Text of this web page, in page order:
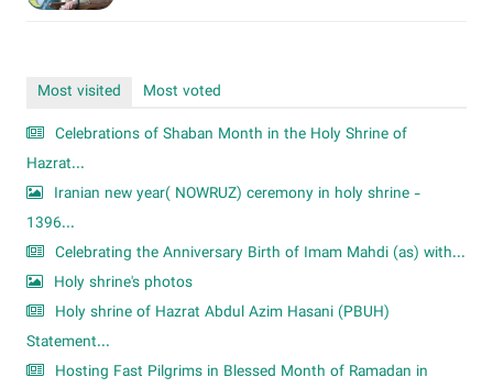
Most visited
Most voted
Celebrations of Shaban Month in the Holy Shrine of
Hazrat...
Iranian new year( NOWRUZ) ceremony in holy shrine -
1396...
Celebrating the Anniversary Birth of Imam Mahdi (as) with...
Holy shrine's photos
Holy shrine of Hazrat Abdul Azim Hasani (PBUH)
Statement...
Hosting Fast Pilgrims in Blessed Month of Ramadan in